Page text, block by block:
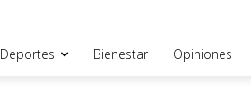
Deportes Bienestar Opiniones